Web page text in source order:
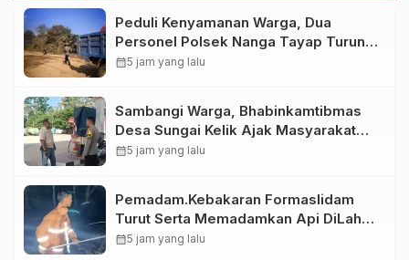
Peduli Kenyamanan Warga, Dua
Personel Polsek Nanga Tayap Turun
Langsung Siram Jalan Berdebu
calendar_month5 jam yang lalu
Sambangi Warga, Bhabinkamtibmas
Desa Sungai Kelik Ajak Masyarakat
Jaga Kamtibmas Jelang Tuba Adat
calendar_month5 jam yang lalu
Pemadam.Kebakaran Formaslidam
Turut Serta Memadamkan Api DiLahan
Gambut Komplek Bhayangkara
calendar_month5 jam yang lalu